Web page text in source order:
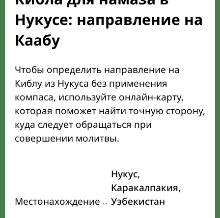
Нукусе: направление на
Каабу
Чтобы определить направление на
Киблу из Нукуса без применения
компаса, используйте онлайн-карту,
которая поможет найти точную сторону,
куда следует обращаться при
совершении молитвы.
Местонахождение
Нукус,
Каракалпакия,
Узбекистан